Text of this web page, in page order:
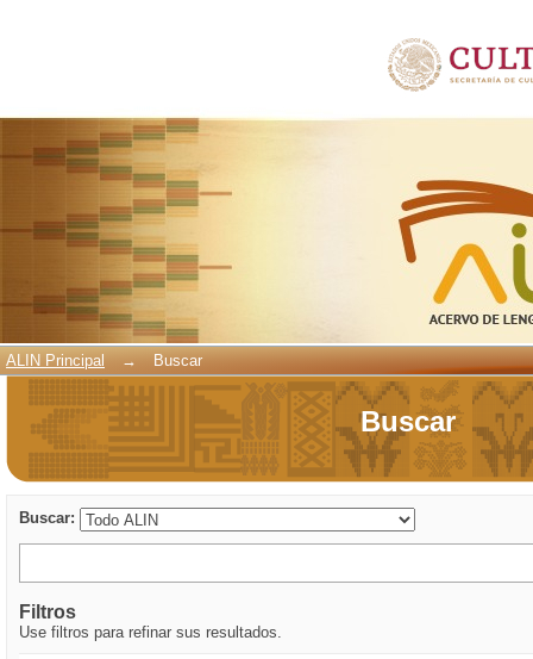
ALIN Principal → Buscar
Buscar
Buscar:
Filtros
Use filtros para refinar sus resultados.